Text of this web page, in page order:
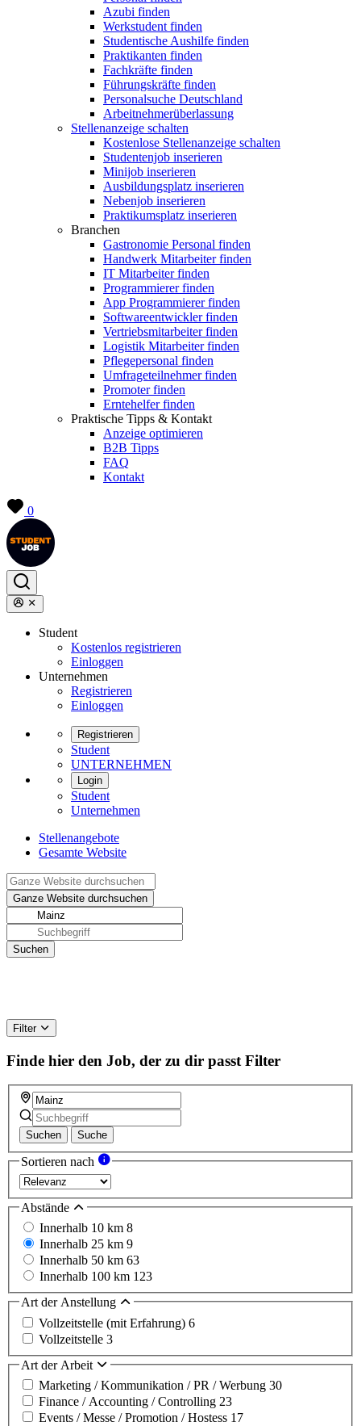
Azubi finden
Werkstudent finden
Studentische Aushilfe finden
Praktikanten finden
Fachkräfte finden
Führungskräfte finden
Personalsuche Deutschland
Arbeitnehmerüberlassung
Stellenanzeige schalten
Kostenlose Stellenanzeige schalten
Studentenjob inserieren
Minijob inserieren
Ausbildungsplatz inserieren
Nebenjob inserieren
Praktikumsplatz inserieren
Branchen
Gastronomie Personal finden
Handwerk Mitarbeiter finden
IT Mitarbeiter finden
Programmierer finden
App Programmierer finden
Softwareentwickler finden
Vertriebsmitarbeiter finden
Logistik Mitarbeiter finden
Pflegepersonal finden
Umfrageteilnehmer finden
Promoter finden
Erntehelfer finden
Praktische Tipps & Kontakt
Anzeige optimieren
B2B Tipps
FAQ
Kontakt
0
Student
Kostenlos registrieren
Einloggen
Unternehmen
Registrieren
Einloggen
Registrieren
Student
UNTERNEHMEN
Login
Student
Unternehmen
Stellenangebote
Gesamte Website
Filter
Finde hier den Job, der zu dir passt Filter
Suchen Suche
Sortieren nach
Abstände
Innerhalb 10 km 8
Innerhalb 25 km 9
Innerhalb 50 km 63
Innerhalb 100 km 123
Art der Anstellung
Vollzeitstelle (mit Erfahrung) 6
Vollzeitstelle 3
Art der Arbeit
Marketing / Kommunikation / PR / Werbung 30
Finance / Accounting / Controlling 23
Events / Messe / Promotion / Hostess 17